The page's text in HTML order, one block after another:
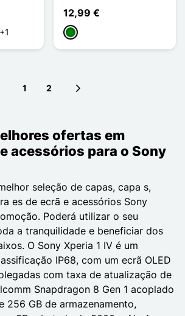
rosa
+1
12,99 €
Verde
1 2
ofertas em
acessórios para o Sony
seleção de capas, capa s,
es de ecrã e acessórios Sony
Poderá utilizar o seu
a tranquilidade e beneficiar dos
O Sony Xperia 1 IV é um
IP68, com um ecrã OLED
com taxa de atualização de
Snapdragon 8 Gen 1 acoplado
256 GB de armazenamento,